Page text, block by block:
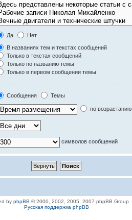
Да
Нет
В названиях тем и текстах сообщений
Только в текстах сообщений
Только по названию темы
Только в первом сообщении темы
Сообщения
Темы
по возрастанию
символов сообщений
by phpBB © 2000, 2002, 2005, 2007 phpBB Group
Русская поддержка phpBB